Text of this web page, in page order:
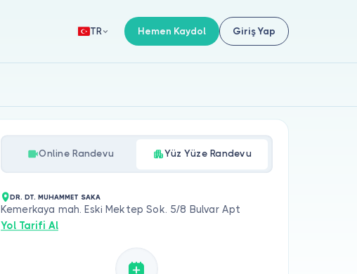
TR Hemen Kaydol Giriş Yap
Online Randevu Yüz Yüze Randevu
DR. DT. MUHAMMET SAKA
Kemerkaya mah. Eski Mektep Sok. 5/8 Bulvar Apt
Yol Tarifi Al